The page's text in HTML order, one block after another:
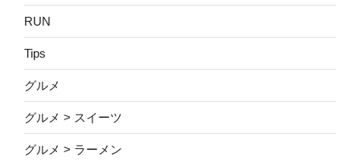
RUN
Tips
グルメ
グルメ > スイーツ
グルメ > ラーメン